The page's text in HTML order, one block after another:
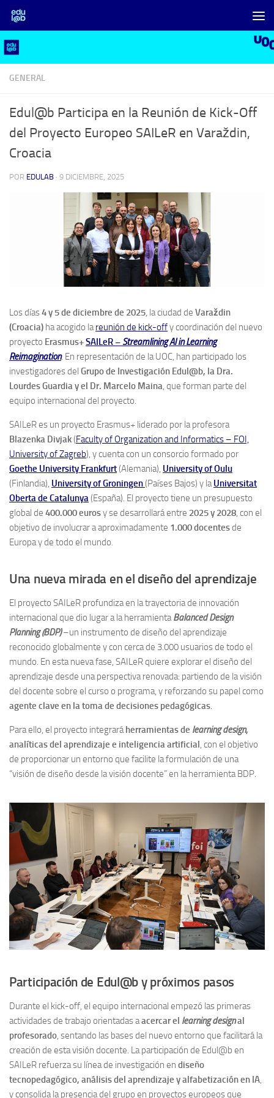
Saltar al contenido
GENERAL
Edul@b Participa en la Reunión de Kick-Off
del Proyecto Europeo SAILeR en Varaždin,
Croacia
POR EDULAB · 9 DICIEMBRE, 2025
Los días4 y 5 de diciembre de 2025, la ciudad de Varaždin
(Croacia) ha acogido lareunión de kick-offy coordinación del nuevo
proyecto Erasmus+SAILeR –Streamlining AI in Learning
Reimagination. En representación de la UOC, han participado los
investigadores del Grupo de Investigación Edul@b, la Dra.
Lourdes Guardia y el Dr. Marcelo Maina, que forman parte del
equipo internacional del proyecto.
SAILeR es un proyecto Erasmus+ liderado por la profesora
Blazenka Divjak(Faculty of Organization and Informatics – FOI,
University of Zagreb), y cuenta con un consorcio formado por
Goethe University Frankfurt(Alemania), University of Oulu
(Finlandia), University of Groningen(Países Bajos) y laUniversitat
Oberta de Catalunya(España). El proyecto tiene un presupuesto
global de 400.000 eurosy se desarrollará entre 2025 y 2028, con el
objetivo de involucrar a aproximadamente 1.000 docentesde
Europa y de todo el mundo.
Una nueva mirada en el diseño del aprendizaje
El proyecto SAILeR profundiza en la trayectoria de innovación
internacional que dio lugar a la herramientaBalanced Design
Planning (BDP)–un instrumento de diseño del aprendizaje
reconocido globalmente y con cerca de 3.000 usuarios de todo el
mundo. En esta nueva fase, SAILeR quiere explorar el diseño del
aprendizaje desde una perspectiva renovada: partiendo de la visión
del docente sobre el curso o programa, y ​​reforzando su papel como
agente clave en la toma de decisiones pedagógicas.
Para ello, el proyecto integraráherramientas de learning design,
analíticas del aprendizaje e inteligencia artificial, con el objetivo
de proporcionar un entorno que facilite la formulación de una
“visión de diseño desde la visión docente” en la herramienta BDP.
Participación de Edul@b y próximos pasos
Durante el kick-off, el equipo internacional empezó las primeras
actividades de trabajo orientadas aacercar el learning designal
profesorado, sentando las bases del nuevo entorno que facilitará la
creación de esta visión docente. La participación de Edul@b en
SAILeR refuerza su línea de investigación en diseño
tecnopedagógico, análisis del aprendizaje y alfabetización en IA,
y consolida la presencia del grupo en proyectos europeos que